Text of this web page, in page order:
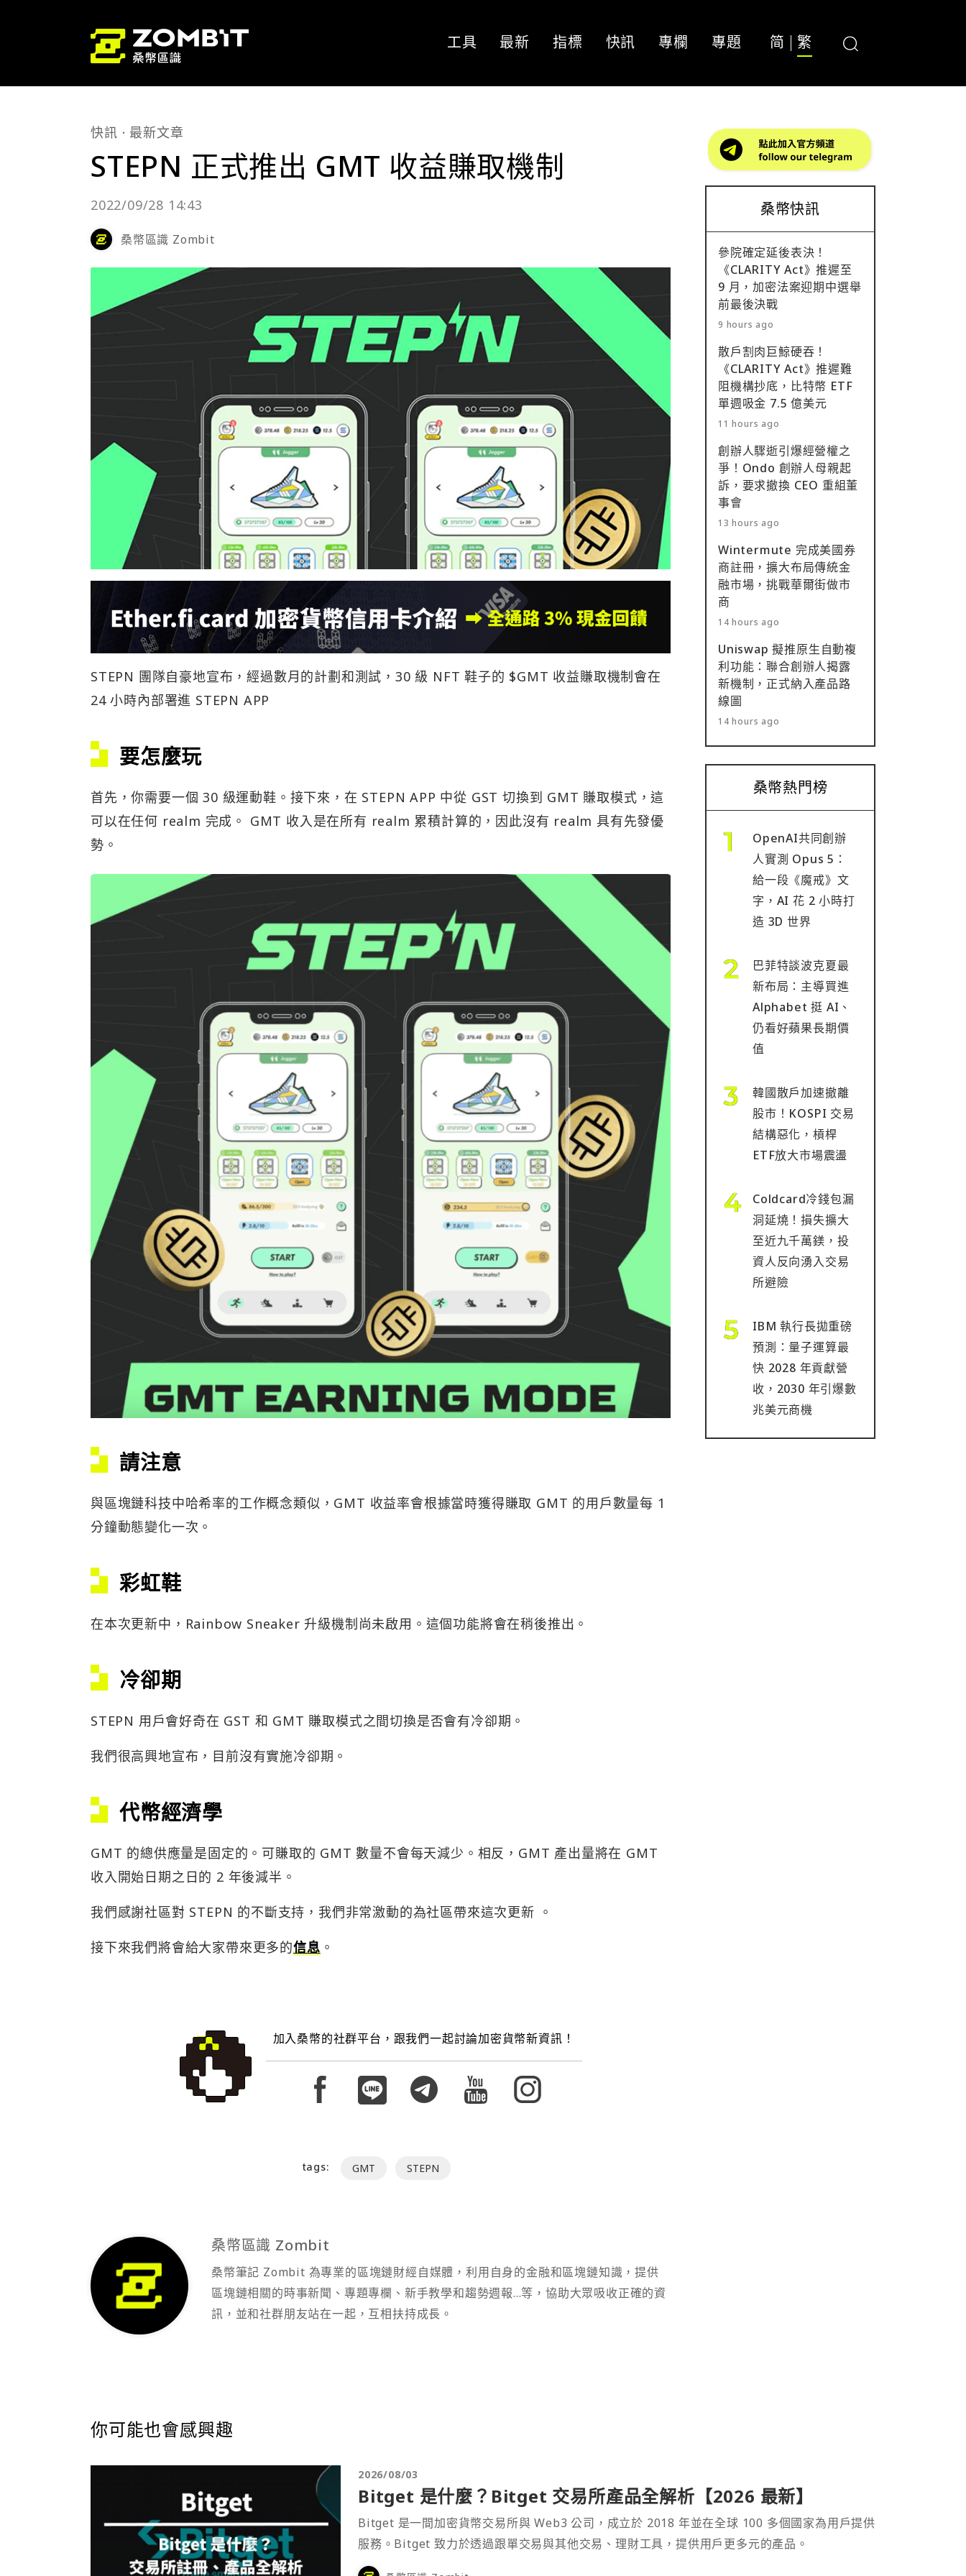
工具 最新 指標 快訊 專欄 專題 简 繁
快訊 最新文章
STEPN 正式推出 GMT 收益賺取機制
2022/09/28 14:43
桑幣區識 Zombit
STEPN 團隊自豪地宣布，經過數月的計劃和測試，30 級 NFT 鞋子的 $GMT 收益賺取機制會在
24 小時內部署進 STEPN APP
要怎麼玩
首先，你需要一個 30 級運動鞋。接下來，在 STEPN APP 中從 GST 切換到 GMT 賺取模式，這
可以在任何 realm 完成。 GMT 收入是在所有 realm 累積計算的，因此沒有 realm 具有先發優
勢。
請注意
與區塊鏈科技中哈希率的工作概念類似，GMT 收益率會根據當時獲得賺取 GMT 的用戶數量每 1
分鐘動態變化一次。
彩虹鞋
在本次更新中，Rainbow Sneaker 升級機制尚未啟用。這個功能將會在稍後推出。
冷卻期
STEPN 用戶會好奇在 GST 和 GMT 賺取模式之間切換是否會有冷卻期。
我們很高興地宣布，目前沒有實施冷卻期。
代幣經濟學
GMT 的總供應量是固定的。可賺取的 GMT 數量不會每天減少。相反，GMT 產出量將在 GMT
收入開始日期之日的 2 年後減半。
我們感謝社區對 STEPN 的不斷支持，我們非常激動的為社區帶來這次更新 。
接下來我們將會給大家帶來更多的信息。
加入桑幣的社群平台，跟我們一起討論加密貨幣新資訊！
tags: GMT STEPN
桑幣區識 Zombit
桑幣筆記 Zombit 為專業的區塊鏈財經自媒體，利用自身的金融和區塊鏈知識，提供
區塊鏈相關的時事新聞、專題專欄、新手教學和趨勢週報...等，協助大眾吸收正確的資
訊，並和社群朋友站在一起，互相扶持成長。
桑幣快訊
參院確定延後表決！
《CLARITY Act》推遲至
9 月，加密法案迎期中選舉
前最後決戰
9 hours ago
散戶割肉巨鯨硬吞！
《CLARITY Act》推遲難
阻機構抄底，比特幣 ETF
單週吸金 7.5 億美元
11 hours ago
創辦人驟逝引爆經營權之
爭！Ondo 創辦人母親起
訴，要求撤換 CEO 重組董
事會
13 hours ago
Wintermute 完成美國券
商註冊，擴大布局傳統金
融市場，挑戰華爾街做市
商
14 hours ago
Uniswap 擬推原生自動複
利功能：聯合創辦人揭露
新機制，正式納入產品路
線圖
14 hours ago
桑幣熱門榜
OpenAI共同創辦
人實測 Opus 5：
給一段《魔戒》文
字，AI 花 2 小時打
造 3D 世界
巴菲特談波克夏最
新布局：主導買進
Alphabet 挺 AI、
仍看好蘋果長期價
值
韓國散戶加速撤離
股市！KOSPI 交易
結構惡化，槓桿
ETF放大市場震盪
Coldcard冷錢包漏
洞延燒！損失擴大
至近九千萬鎂，投
資人反向湧入交易
所避險
IBM 執行長拋重磅
預測：量子運算最
快 2028 年貢獻營
收，2030 年引爆數
兆美元商機
你可能也會感興趣
2026/08/03
Bitget 是什麼？Bitget 交易所產品全解析【2026 最新】
Bitget 是一間加密貨幣交易所與 Web3 公司，成立於 2018 年並在全球 100 多個國家為用戶提供
服務。Bitget 致力於透過跟單交易與其他交易、理財工具，提供用戶更多元的產品。